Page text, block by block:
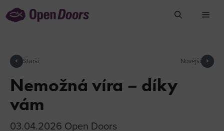
Přeskočit
na
arrow_left Starší Novější arrow_right
Nemožná víra – díky
vám
03.04.2026 Open Doors